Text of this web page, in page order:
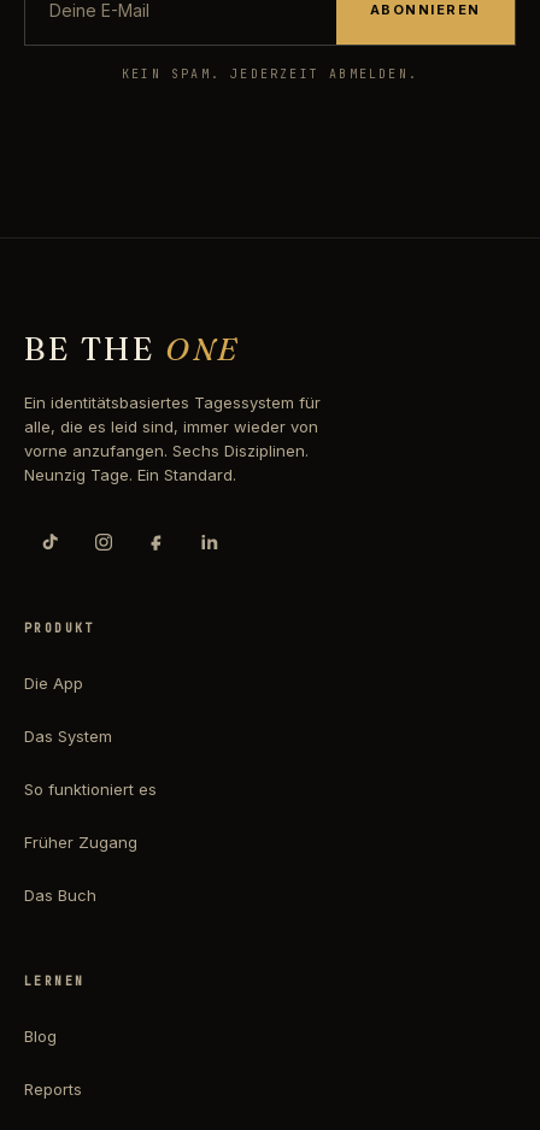
ABONNIEREN
KEIN SPAM. JEDERZEIT ABMELDEN.
BE THE ONE
Ein identitätsbasiertes Tagessystem für
alle, die es leid sind, immer wieder von
vorne anzufangen. Sechs Disziplinen.
Neunzig Tage. Ein Standard.
PRODUKT
Die App
Das System
So funktioniert es
Früher Zugang
Das Buch
LERNEN
Blog
Reports